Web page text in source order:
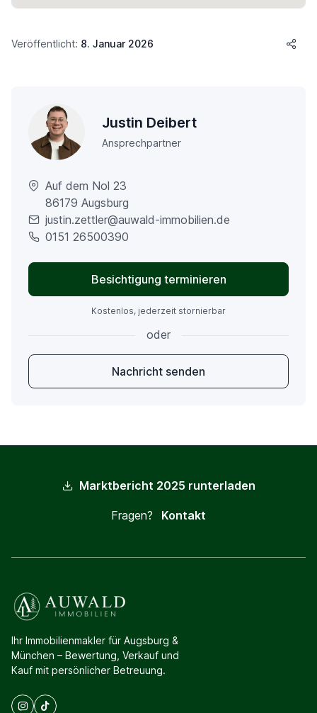
Veröffentlicht: 8. Januar 2026
Justin Deibert
Ansprechpartner
Auf dem Nol 23
86179 Augsburg
justin.zettler@auwald-immobilien.de
0151 26500390
Besichtigung terminieren
Kostenlos, jederzeit stornierbar
oder
Nachricht senden
Marktbericht 2025 runterladen
Fragen? Kontakt
Ihr Immobilienmakler für Augsburg &
München – Bewertung, Verkauf und
Kauf mit persönlicher Betreuung.